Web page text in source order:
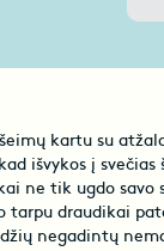
kartu su
išvykos į svečias
ne tik ugdo savo
tarpu draudikai
negadintų